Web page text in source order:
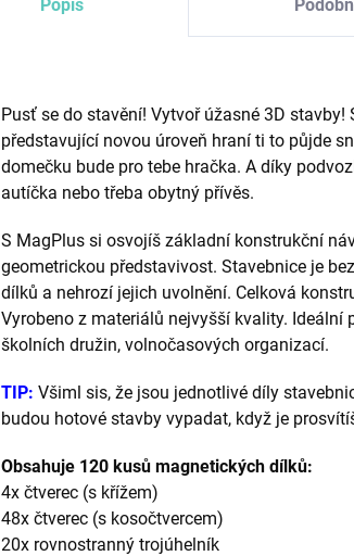
Popis
Pusť se do stavění! Vytvoř úžasné 3D
představující novou úroveň hraní ti to půjde
domečku bude pro tebe hračka. A díky
autíčka nebo třeba obytný přívěs.
S MagPlus si osvojíš základní konstrukční
geometrickou představivost. Stavebnice je
dílků a nehrozí jejich uvolnění. Celková
Vyrobeno z materiálů nejvyšší kvality. Ideální
školních družin, volnočasových organizací.
TIP: Všiml sis, že jsou jednotlivé díly
budou hotové stavby vypadat, když je
Obsahuje 120 kusů magnetických dílků:
4x čtverec (s křížem)
48x čtverec (s kosočtvercem)
20x rovnostranný trojúhelník